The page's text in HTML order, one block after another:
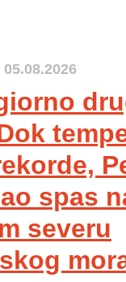
05.08.2026
spas
severu